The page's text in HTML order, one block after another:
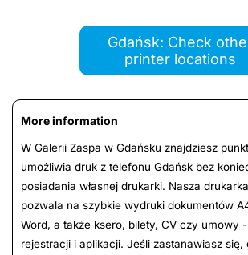
Gdańsk: Check
printer locations
More information
W Galerii Zaspa w Gdańsku znajdziesz
umożliwia druk z telefonu Gdańsk bez
posiadania własnej drukarki. Nasza
pozwala na szybkie wydruki dokumentów
Word, a także ksero, bilety, CV czy umowy
rejestracji i aplikacji. Jeśli zastanawiasz się,